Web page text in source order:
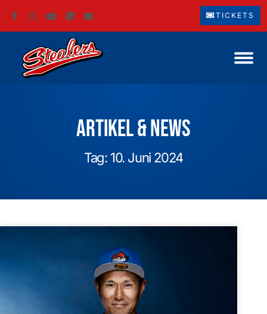
TICKETS
Artikel & News
Tag: 10. Juni 2024